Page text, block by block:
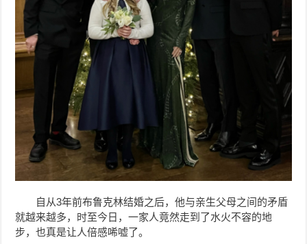
自从3年前布鲁克林结婚之后，他与亲生父母之间的矛盾
就越来越多，时至今日，一家人竟然走到了水火不容的地
步，也真是让人倍感唏嘘了。